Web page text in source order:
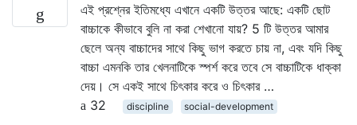
এই প্রশ্নের ইতিমধ্যে এখানে একটি উত্তর আছে: একটি ছোট
বাচ্চাকে কীভাবে বুলি না করা শেখানো যায়? 5 টি উত্তর আমার
ছেলে অন্য বাচ্চাদের সাথে কিছু ভাগ করতে চায় না, এবং যদি কিছু
বাচ্চা এমনকি তার খেলনাটিকে স্পর্শ করে তবে সে বাচ্চাটিকে ধাক্কা
দেয়। সে একই সাথে চিৎকার করে ও চিৎকার …
32
discipline social-development